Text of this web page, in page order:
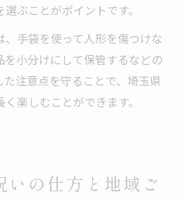
ぶことがポイントです。
手袋を使って人形を傷つけな
を小分けにして保管するなどの
注意点を守ることで、埼玉県
楽しむことができます。
いの仕方と地域ご